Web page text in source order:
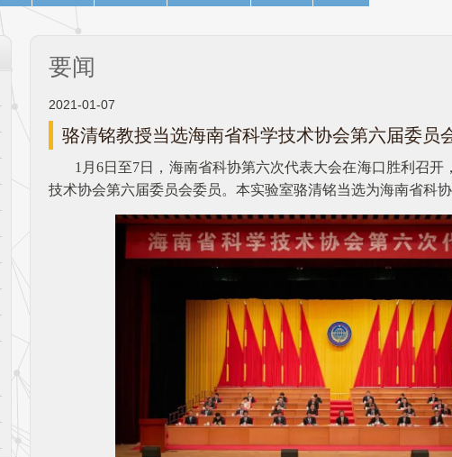
要闻
2021-01-07
骆清铭教授当选海南省科学技术协会第六届委员
1月6日至7日，海南省科协第六次代表大会在海口胜利召开
技术协会第六届委员会委员。本实验室骆清铭当选为海南省科协